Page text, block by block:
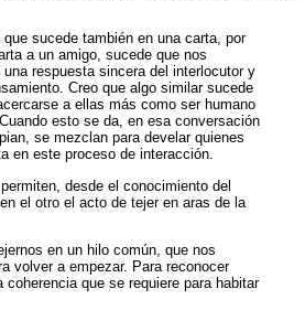
sucede también en una carta, por
a un amigo, sucede que nos
respuesta sincera del interlocutor y
Creo que algo similar sucede
a ellas más como ser humano
esto se da, en esa conversación
se mezclan para develar quienes
en este proceso de interacción.
desde el conocimiento del
el otro el acto de tejer en aras de la
en un hilo común, que nos
volver a empezar. Para reconocer
que se requiere para habitar